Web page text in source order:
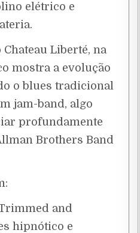
elétrico e
Liberté, na
mostra a evolução
o blues tradicional
jam-band, algo
profundamente
Brothers Band
and
hipnótico e